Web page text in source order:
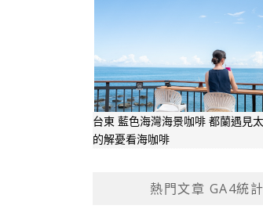
台東 藍色海灣海景咖啡 都蘭遇見
的解憂看海咖啡
熱門文章 GA4統計